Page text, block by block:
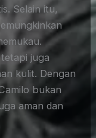
Selain itu,
juga
kulit. Dengan
bukan
aman dan